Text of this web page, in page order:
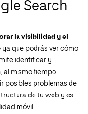
Search
la visibilidad y el
ya que podrás ver cómo
identificar y
al mismo tiempo
posibles problemas de
de tu web y es
móvil.